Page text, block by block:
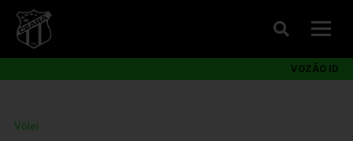
VOZÃO ID
Vôlei